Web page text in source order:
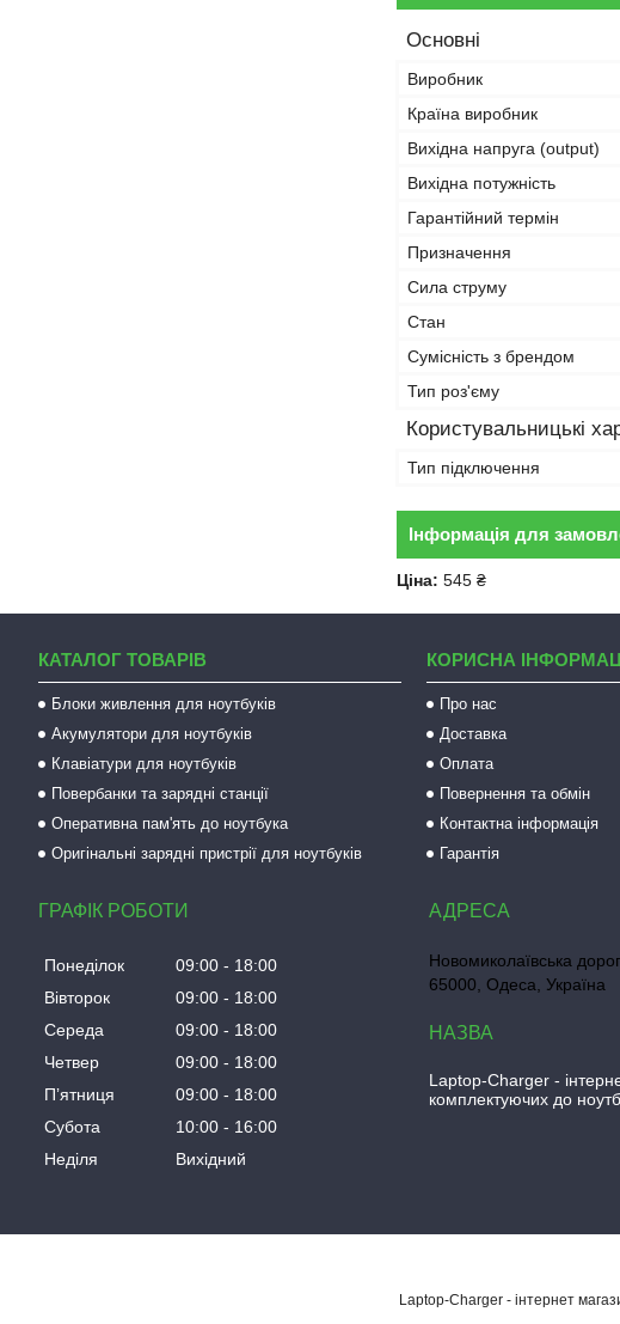
Основні
Виробник
Країна виробник
Вихідна напруга (output)
Вихідна потужність
Гарантійний термін
Призначення
Сила струму
Стан
Сумісність з брендом
Тип роз'єму
Користувальницькі
Тип підключення
Інформація для
Ціна: 545 ₴
КАТАЛОГ ТОВАРІВ
Блоки живлення для ноутбуків
Акумулятори для ноутбуків
Клавіатури для ноутбуків
Повербанки та зарядні станції
Оперативна пам'ять до ноутбука
Оригінальні зарядні пристрії для ноутбуків
КОРИСНА
Про нас
Доставка
Оплата
Повернення та обмін
Контактна інформація
Гарантія
ГРАФІК РОБОТИ
Понеділок 09:00
18:00
Вівторок
09:00
18:00
Середа
09:00
18:00
Четвер
09:00
18:00
Пʼятниця
09:00
18:00
Субота
10:00
16:00
Неділя
Вихідний
Новомиколаївська
65000, Одеса, Україна
Laptop-Charger -
комплектуючих до